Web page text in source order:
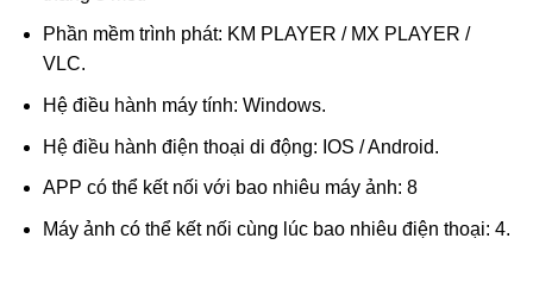
Phần mềm trình phát: KM PLAYER / MX PLAYER /
VLC.
Hệ điều hành máy tính: Windows.
Hệ điều hành điện thoại di động: IOS / Android.
APP có thể kết nối với bao nhiêu máy ảnh: 8
Máy ảnh có thể kết nối cùng lúc bao nhiêu điện thoại: 4.